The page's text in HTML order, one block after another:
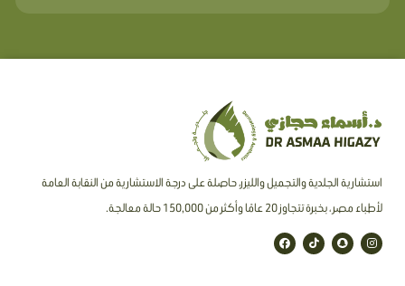
استشارية الجلدية والتجميل والليزر، حاصلة على درجة الاستشارية من النقابة العامة
لأطباء مصر ، بخبرة تتجاوز 20 عامًا وأكثر من 150,000 حالة معالجة.
I
n
s
S
n
a
T
i
k
F
a
c